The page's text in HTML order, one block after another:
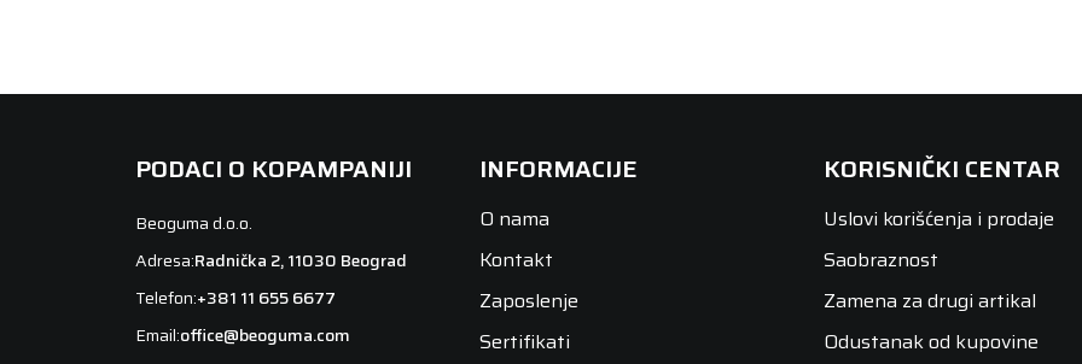
PODACI O KOPAMPANIJI
Beoguma d.o.o.
Adresa:Radnička 2, 11030 Beograd
Telefon:+381 11 655 6677
Email:office@beoguma.com
INFORMACIJE
O nama
Kontakt
Zaposlenje
Sertifikati
KORISNIČKI CENTAR
Uslovi korišćenja i prodaje
Saobraznost
Zamena za drugi artikal
Odustanak od kupovine